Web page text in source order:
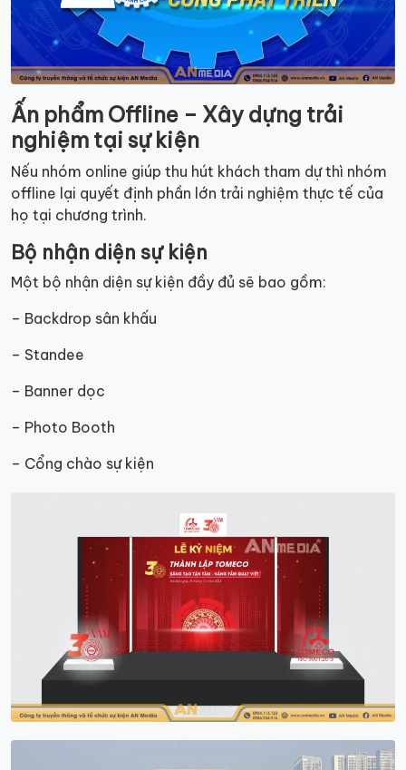
Ấn phẩm Offline – Xây dựng trải
nghiệm tại sự kiện
Nếu nhóm online giúp thu hút khách tham dự thì nhóm
offline lại quyết định phần lớn trải nghiệm thực tế của
họ tại chương trình.
Bộ nhận diện sự kiện
Một bộ nhận diện sự kiện đầy đủ sẽ bao gồm:
– Backdrop sân khấu
– Standee
– Banner dọc
– Photo Booth
– Cổng chào sự kiện